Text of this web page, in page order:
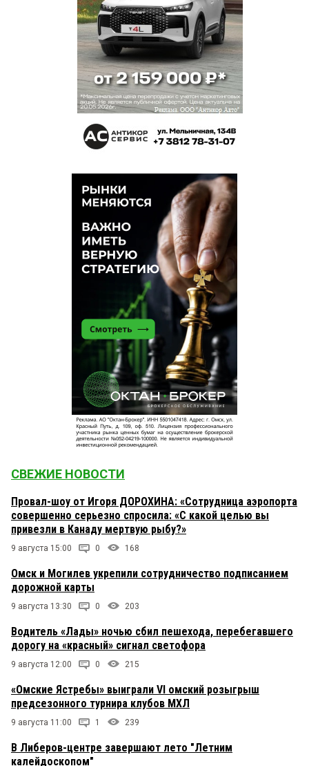
СВЕЖИЕ НОВОСТИ
Провал-шоу от Игоря ДОРОХИНА: «Сотрудница аэропорта
совершенно серьезно спросила: «С какой целью вы
привезли в Канаду мертвую рыбу?»
9 августа 15:00 0 168
Омск и Могилев укрепили сотрудничество подписанием
дорожной карты
9 августа 13:30 0 203
Водитель «Лады» ночью сбил пешехода, перебегавшего
дорогу на «красный» сигнал светофора
9 августа 12:00 0 215
«Омские Ястребы» выиграли VI омский розыгрыш
предсезонного турнира клубов МХЛ
9 августа 11:00 1 239
В Либеров-центре завершают лето "Летним
калейдоскопом"